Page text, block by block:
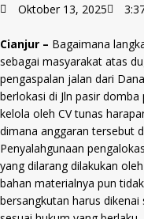
Oktober 13, 2025
Cianjur – Bagaimana
sebagai masyarakat atas
pengaspalan jalan dari
berlokasi di Jln pasir
kelola oleh CV tunas
dimana anggaran tersebut
Penyalahgunaan
yang dilarang dilakukan
bahan materialnya pun
bersangkutan harus